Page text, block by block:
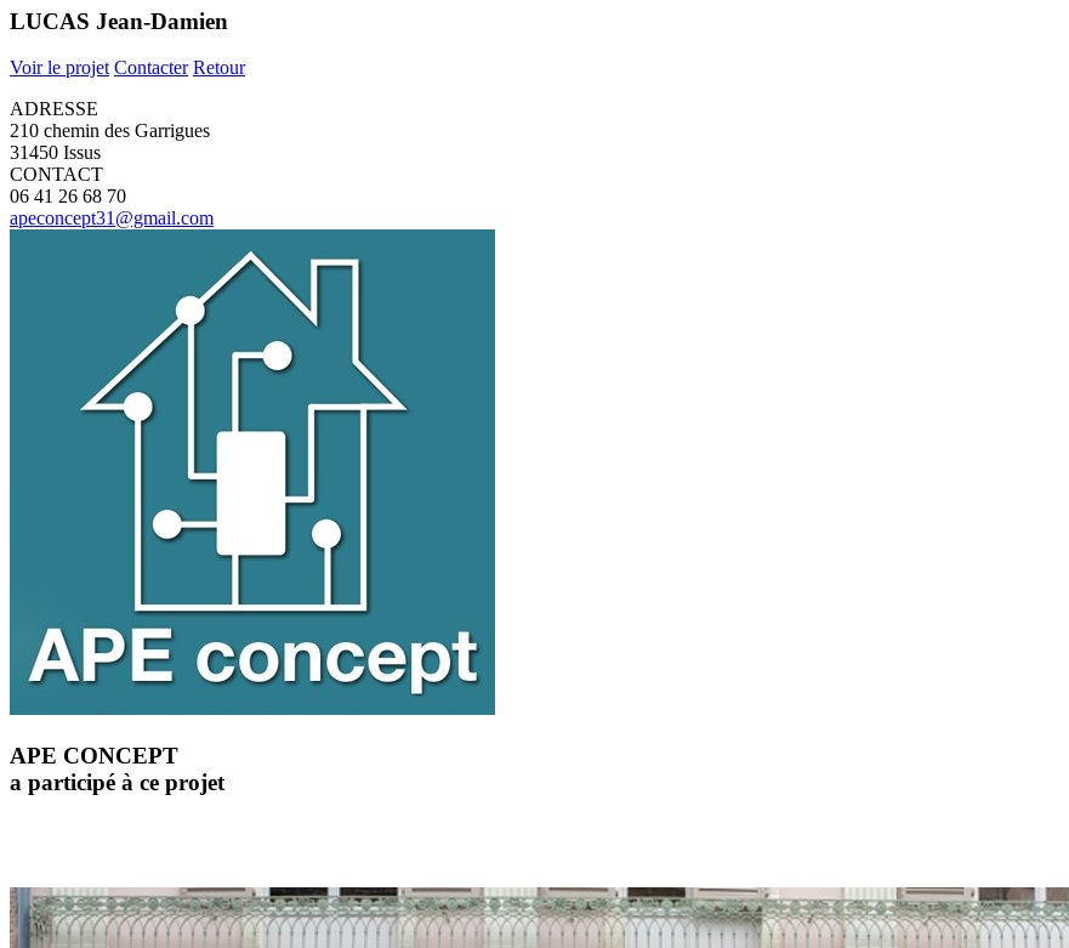
LUCAS Jean-Damien
Voir le projet Contacter Retour
ADRESSE
210 chemin des Garrigues
31450 Issus
CONTACT
06 41 26 68 70
apeconcept31@gmail.com
APE CONCEPT
a participé à ce projet